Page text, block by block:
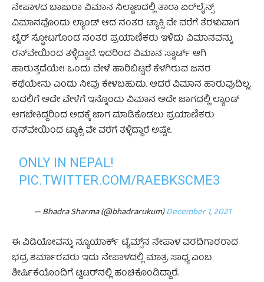
ನೇಪಾಳದ ಬಾಜುರಾ ವಿಮಾನ ನಿಲ್ದಾಣದಲ್ಲಿ ತಾರಾ ಏರ್‌ಲೈನ್ಸ್
ವಿಮಾನವೊಂದು ಲ್ಯಾಂಡ್ ಆದ ನಂತರ ಟ್ಯಾಕ್ಸಿ ವೇ ವರೆಗೆ ತೆರಳುವಾಗ
ಟೈರ್ ಸ್ಫೋಟಗೊಂಡ ನಂತರ ಪ್ರಯಾಣಿಕರು ಇಳಿದು ವಿಮಾನವನ್ನು
ರನ್‌ವೇಯಿಂದ ತಳ್ಳಿದ್ದಾರೆ. ಇದರಿಂದ ವಿಮಾನ ಸ್ಟಾರ್ಟ್ ಆಗಿ
ಹಾರುತ್ತದೆಯೇ! ಒಂದು ವೇಳೆ ಹಾರಿಬಿಟ್ಟರೆ ಕೆಳಗಿರುವ ಜನರ
ಕಥೆಯೇನು ಎಂದು ನೀವು ಕೇಳಬಹುದು. ಆದರೆ ವಿಮಾನ ಹಾರುವುದಿಲ್ಲ.
ಬದಲಿಗೆ ಅದೇ ವೇಳೆಗೆ ಇನ್ನೊಂದು ವಿಮಾನ ಅದೇ ಜಾಗದಲ್ಲಿ ಲ್ಯಾಂಡ್
ಆಗಬೇಕಿದ್ದರಿಂದ ಅದಕ್ಕೆ ಜಾಗ ಮಾಡಿಕೊಡಲು ಪ್ರಯಾಣಿಕರು
ರನ್‌ವೇಯಿಂದ ಟ್ಯಾಕ್ಸಿ ವೇ ವರೆಗೆ ತಳ್ಳಿದ್ದಾರೆ ಅಷ್ಟೇ.
ONLY IN NEPAL!
PIC.TWITTER.COM/RAEBKSCME3
— Bhadra Sharma (@bhadrarukum)December 1, 2021
ಈ ವಿಡಿಯೋವನ್ನು ನ್ಯೂಯಾರ್ಕ್ ಟೈಮ್ಸ್‌ನ ನೇಪಾಳ ವರದಿಗಾರರಾದ
ಭದ್ರ ಶರ್ಮಾರವರು ಇದು ನೇಪಾಳದಲ್ಲಿ ಮಾತ್ರ ಸಾಧ್ಯ ಎಂಬ
ಶೀರ್ಷಿಕೆಯೊಂದಿಗೆ ಟ್ವಿಟರ್‌ನಲ್ಲಿ ಹಂಚಿಕೊಂಡಿದ್ದಾರೆ.